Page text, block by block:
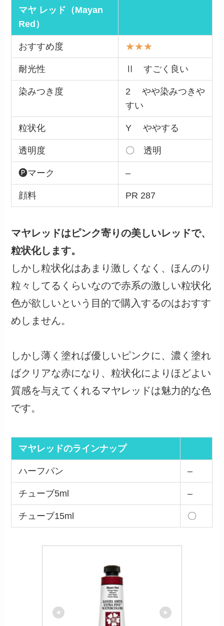
マヤ レッド（Mayan
Red）
おすすめ度 ★★★
耐光性 Ⅱ すごく良い
染みつき度
2 やや染みつきや
すい
粒状化 Y ややする
透明度 〇 透明
🅟マーク –
顔料 PR 287
マヤレッドはピンク寄りの美しいレッドで、
粒状化します。
しかし粒状化はあまり激しくなく、ほんのり
粒々してるくらいなので赤系の激しい粒状化
色が欲しいという目的で購入するのはおすす
めしません。
しかし薄く塗れば優しいピンクに、濃く塗れ
ばクリアな赤になり、粒状化によりほどよい
質感を与えてくれるマヤレッドは魅力的な色
です。
マヤレッドのラインナップ
ハーフパン –
チューブ5ml –
チューブ15ml 〇